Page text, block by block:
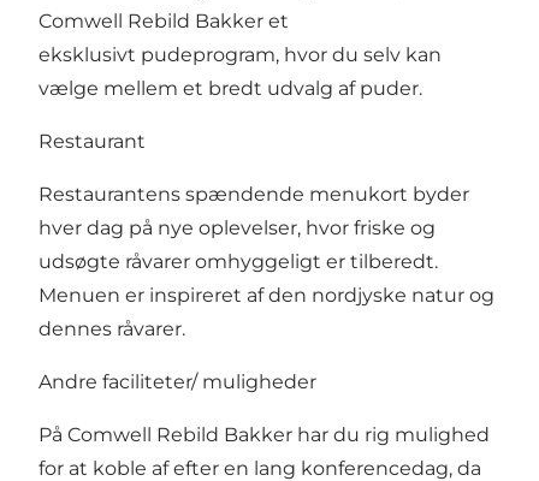
Comwell Rebild Bakker et
eksklusivt pudeprogram, hvor du selv kan
vælge mellem et bredt udvalg af puder.
Restaurant
Restaurantens spændende menukort byder
hver dag på nye oplevelser, hvor friske og
udsøgte råvarer omhyggeligt er tilberedt.
Menuen er inspireret af den nordjyske natur og
dennes råvarer.
Andre faciliteter/ muligheder
På Comwell Rebild Bakker har du rig mulighed
for at koble af efter en lang konferencedag, da